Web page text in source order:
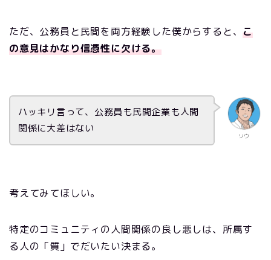
ただ、公務員と民間を両方経験した僕からすると、こ
の意見はかなり信憑性に欠ける。
ソウ
ハッキリ言って、公務員も民間企業も人間
関係に大差はない
考えてみてほしい。
特定のコミュニティの人間関係の良し悪しは、所属す
る人の「質」でだいたい決まる。